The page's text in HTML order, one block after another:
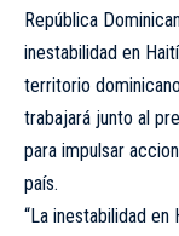
República
inestabilidad en
territorio
trabajará junto al
para impulsar
país.
“La inestabilidad en